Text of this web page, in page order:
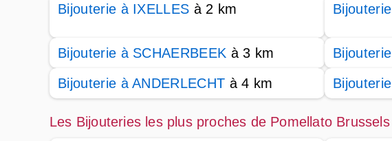
Bijouterie à IXELLES à 2 km
Bijouterie à SCHAERBEEK à 3 km
Bijouterie à ANDERLECHT à 4 km
Les Bijouteries les plus proches de Pomellato Brussels